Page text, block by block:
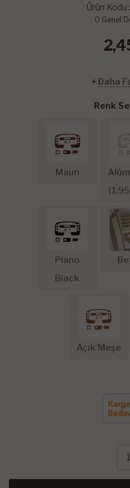
Ürün Kodu :
0 Genel
+ Daha
Renk
Maun
(
Piano
Black
Açık Meşe